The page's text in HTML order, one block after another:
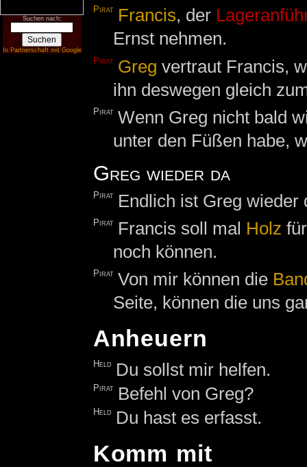
Suchen nach:
In Partnerschaft mit Google
Pirat Francis, der
Ernst nehmen.
Pirat Greg vertraut Francis,
ihn deswegen gleich
Pirat Wenn Greg nicht bald
unter den Füßen habe,
Greg wieder da
Pirat Endlich ist Greg wieder
Pirat Francis soll mal Holz
noch können.
Pirat Von mir können die
Seite, können die uns
Anheuern
Held Du sollst mir helfen.
Pirat Befehl von Greg?
Held Du hast es erfasst.
Komm mit